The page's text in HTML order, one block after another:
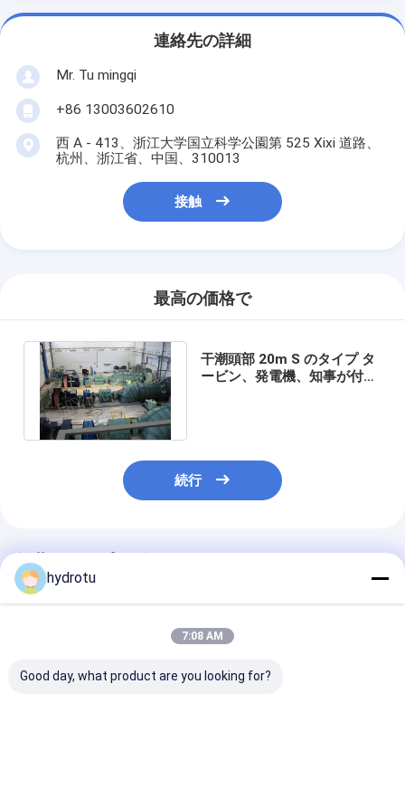
連絡先の詳細
Mr. Tu mingqi
+86 13003602610
西 A - 413、浙江大学国立科学公園第 525 Xixi 道路、
杭州、浙江省、中国、310013
接触
最高の価格で
干潮頭部 20m S のタイプ タ
ービン、発電機、知事が付い
続行
推薦されたプロダクト
hydrotu
7:08 AM
Good day, what product are you looking for?